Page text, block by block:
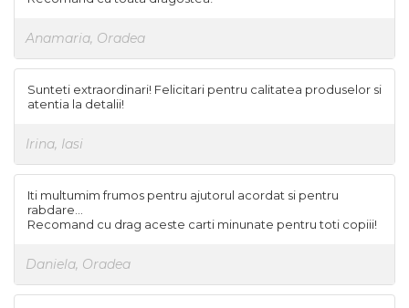
Anamaria, Oradea
Sunteti extraordinari! Felicitari pentru calitatea produselor si
atentia la detalii!
Irina, Iasi
Iti multumim frumos pentru ajutorul acordat si pentru
rabdare...
Recomand cu drag aceste carti minunate pentru toti copiii!
Daniela, Oradea